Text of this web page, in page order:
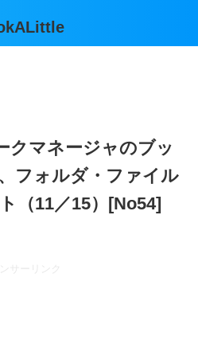
クマネージャのブッ
フォルダ・ファイル
（11／15）[No54]